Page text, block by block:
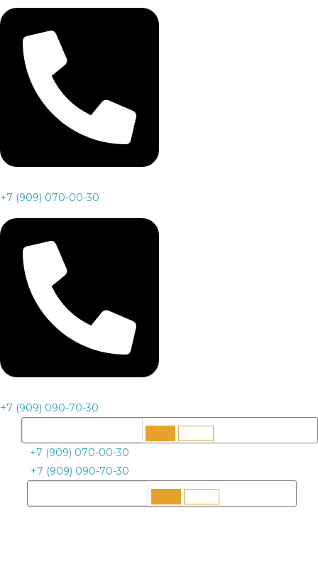
+7 (909) 070-00-30
+7 (909) 090-70-30
+7 (909) 070-00-30
+7 (909) 090-70-30